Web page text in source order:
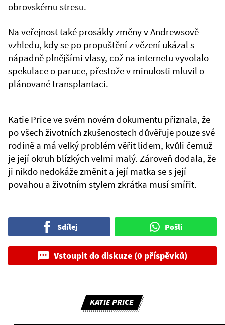
obrovskému stresu.
Na veřejnost také prosákly změny v Andrewsově
vzhledu, kdy se po propuštění z vězení ukázal s
nápadně plnějšími vlasy, což na internetu vyvolalo
spekulace o paruce, přestože v minulosti mluvil o
plánované transplantaci.
Katie Price ve svém novém dokumentu přiznala, že
po všech životních zkušenostech důvěřuje pouze své
rodině a má velký problém věřit lidem, kvůli čemuž
je její okruh blízkých velmi malý. Zároveň dodala, že
ji nikdo nedokáže změnit a její matka se s její
povahou a životním stylem zkrátka musí smířit.
Sdílej Pošli
Vstoupit do diskuze (0 příspěvků)
KATIE PRICE